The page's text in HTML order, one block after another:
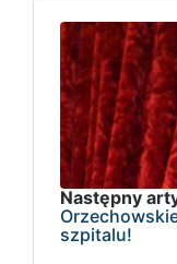
Następny
szpitalu!